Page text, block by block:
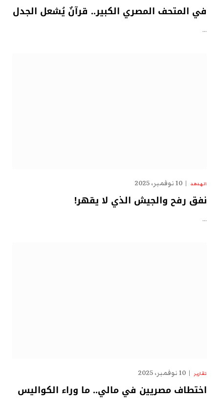
في المتحف المصري الكبير.. قرآنٌ يُشعل الجدل
…
الهدهد 10 نوفمبر، 2025
نفق رفح والجيش الذي لا يقهر!
…
تقارير 10 نوفمبر، 2025
اختطاف مصريين في مالي.. ما وراء الكواليس